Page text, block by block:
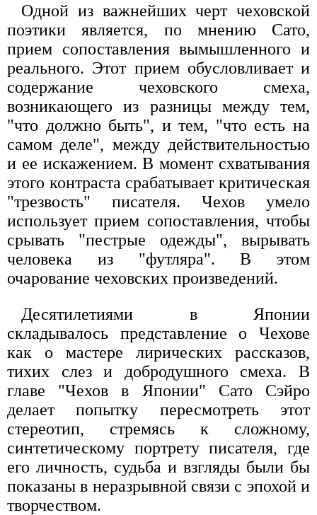
Одной из важнейших черт чеховской
поэтики является, по мнению Сато,
прием сопоставления вымышленного и
реального. Этот прием обусловливает и
содержание чеховского смеха,
возникающего из разницы между тем,
"что должно быть", и тем, "что есть на
самом деле", между действительностью
и ее искажением. В момент схватывания
этого контраста срабатывает критическая
"трезвость" писателя. Чехов умело
использует прием сопоставления, чтобы
срывать "пестрые одежды", вырывать
человека из "футляра". В этом
очарование чеховских произведений.
Десятилетиями в Японии
складывалось представление о Чехове
как о мастере лирических рассказов,
тихих слез и добродушного смеха. В
главе "Чехов в Японии" Сато Сэйро
делает попытку пересмотреть этот
стереотип, стремясь к сложному,
синтетическому портрету писателя, где
его личность, судьба и взгляды были бы
показаны в неразрывной связи с эпохой и
творчеством.